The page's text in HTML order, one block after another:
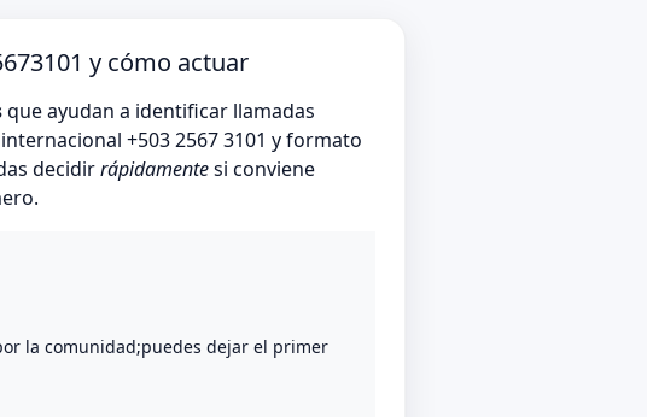
y cómo actuar
que ayudan a identificar llamadas
+503 2567 3101 y formato
decidirrápidamentesi conviene
la comunidad;puedes dejar el primer